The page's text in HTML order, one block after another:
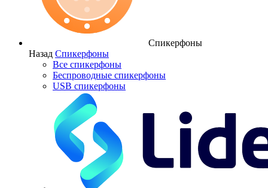
Спикерфоны
Назад Спикерфоны
Все спикерфоны
Беспроводные спикерфоны
USB спикерфоны